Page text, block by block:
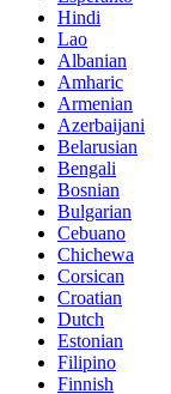
Hindi
Lao
Albanian
Amharic
Armenian
Azerbaijani
Belarusian
Bengali
Bosnian
Bulgarian
Cebuano
Chichewa
Corsican
Croatian
Dutch
Estonian
Filipino
Finnish